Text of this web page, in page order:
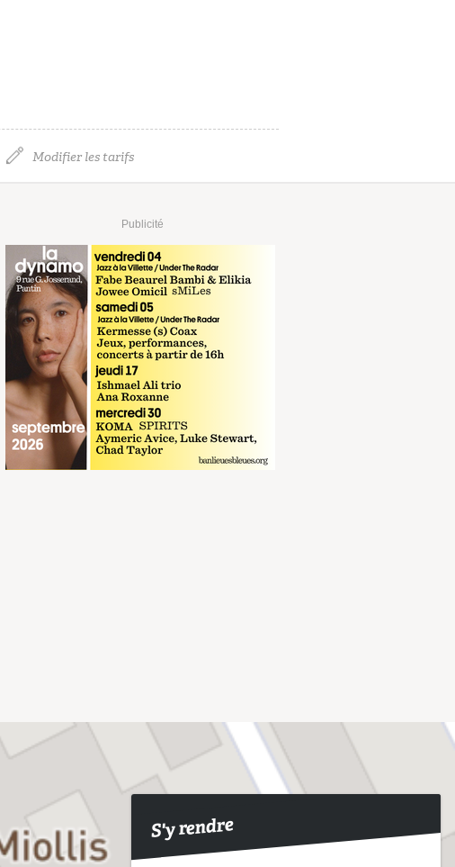
Modifier les tarifs
Publicité
S'y rendre